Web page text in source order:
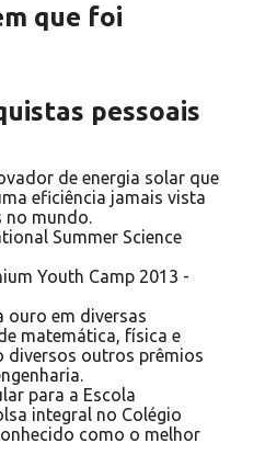
que foi
pessoais
de energia solar que
eficiência jamais vista
no mundo.
Summer Science
Youth Camp 2013 -
ouro em diversas
matemática, física e
diversos outros prêmios
para a Escola
integral no Colégio
como o melhor